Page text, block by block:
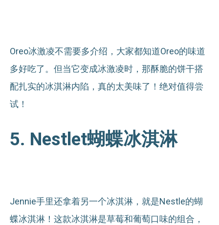
Oreo冰激凌不需要多介绍，大家都知道Oreo的味道
多好吃了。但当它变成冰激凌时，那酥脆的饼干搭
配扎实的冰淇淋内陷，真的太美味了！绝对值得尝
试！
5. Nestlet蝴蝶冰淇淋
Jennie手里还拿着另一个冰淇淋，就是Nestle的蝴
蝶冰淇淋！这款冰淇淋是草莓和葡萄口味的组合，